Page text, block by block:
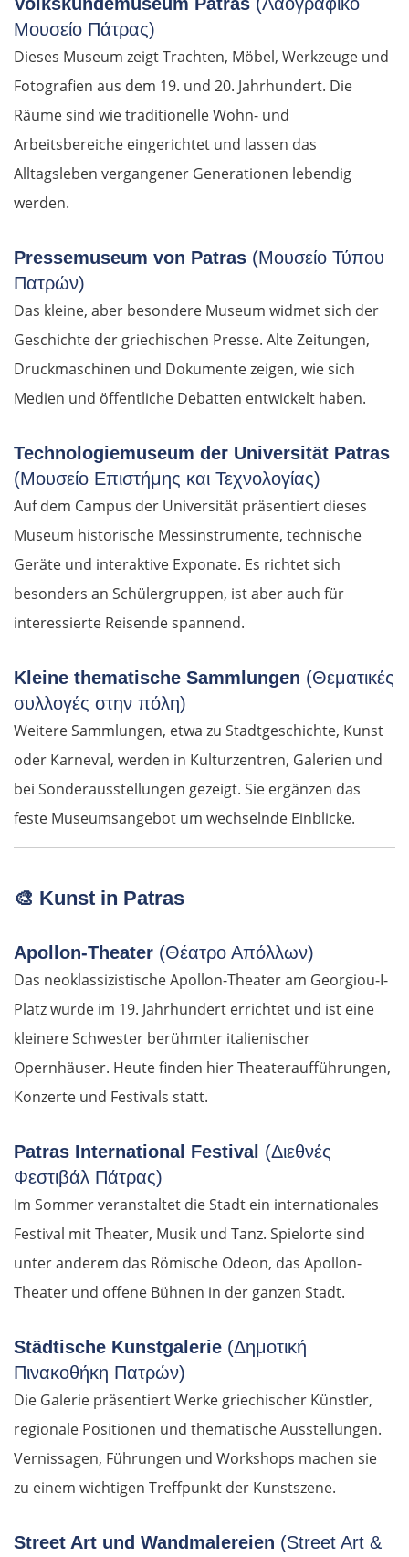
Μουσείο Πάτρας)
Dieses Museum zeigt Trachten, Möbel, Werkzeuge und
Fotografien aus dem 19. und 20. Jahrhundert. Die
Räume sind wie traditionelle Wohn- und
Arbeitsbereiche eingerichtet und lassen das
Alltagsleben vergangener Generationen lebendig
werden.
Pressemuseum von Patras (Μουσείο Τύπου
Πατρών)
Das kleine, aber besondere Museum widmet sich der
Geschichte der griechischen Presse. Alte Zeitungen,
Druckmaschinen und Dokumente zeigen, wie sich
Medien und öffentliche Debatten entwickelt haben.
Technologiemuseum der Universität Patras
(Μουσείο Επιστήμης και Τεχνολογίας)
Auf dem Campus der Universität präsentiert dieses
Museum historische Messinstrumente, technische
Geräte und interaktive Exponate. Es richtet sich
besonders an Schülergruppen, ist aber auch für
interessierte Reisende spannend.
Kleine thematische Sammlungen (Θεματικές
συλλογές στην πόλη)
Weitere Sammlungen, etwa zu Stadtgeschichte, Kunst
oder Karneval, werden in Kulturzentren, Galerien und
bei Sonderausstellungen gezeigt. Sie ergänzen das
feste Museumsangebot um wechselnde Einblicke.
🎨 Kunst in Patras
Apollon-Theater (Θέατρο Απόλλων)
Das neoklassizistische Apollon-Theater am Georgiou-I-
Platz wurde im 19. Jahrhundert errichtet und ist eine
kleinere Schwester berühmter italienischer
Opernhäuser. Heute finden hier Theateraufführungen,
Konzerte und Festivals statt.
Patras International Festival (Διεθνές
Φεστιβάλ Πάτρας)
Im Sommer veranstaltet die Stadt ein internationales
Festival mit Theater, Musik und Tanz. Spielorte sind
unter anderem das Römische Odeon, das Apollon-
Theater und offene Bühnen in der ganzen Stadt.
Städtische Kunstgalerie (Δημοτική
Πινακοθήκη Πατρών)
Die Galerie präsentiert Werke griechischer Künstler,
regionale Positionen und thematische Ausstellungen.
Vernissagen, Führungen und Workshops machen sie
zu einem wichtigen Treffpunkt der Kunstszene.
Street Art und Wandmalereien (Street Art &